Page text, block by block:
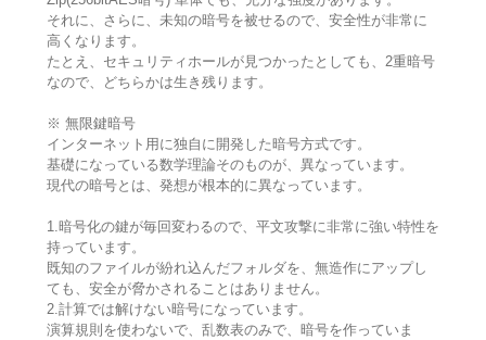
それに、さらに、未知の暗号を被せるので、安全性が非常に
高くなります。
たとえ、セキュリティホールが見つかったとしても、2重暗号
なので、どちらかは生き残ります。
※ 無限鍵暗号
インターネット用に独自に開発した暗号方式です。
基礎になっている数学理論そのものが、異なっています。
現代の暗号とは、発想が根本的に異なっています。
1.暗号化の鍵が毎回変わるので、平文攻撃に非常に強い特性を
持っています。
既知のファイルが紛れ込んだフォルダを、無造作にアップし
ても、安全が脅かされることはありません。
2.計算では解けない暗号になっています。
演算規則を使わないで、乱数表のみで、暗号を作っていま